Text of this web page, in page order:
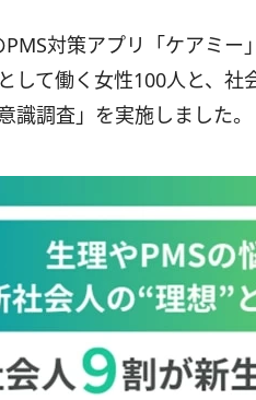
対策アプリ「ケアミー
して働く女性100人と、
識調査」を実施しました。